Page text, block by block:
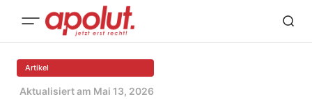
Artikel
Aktualisiert am Mai 13, 2026